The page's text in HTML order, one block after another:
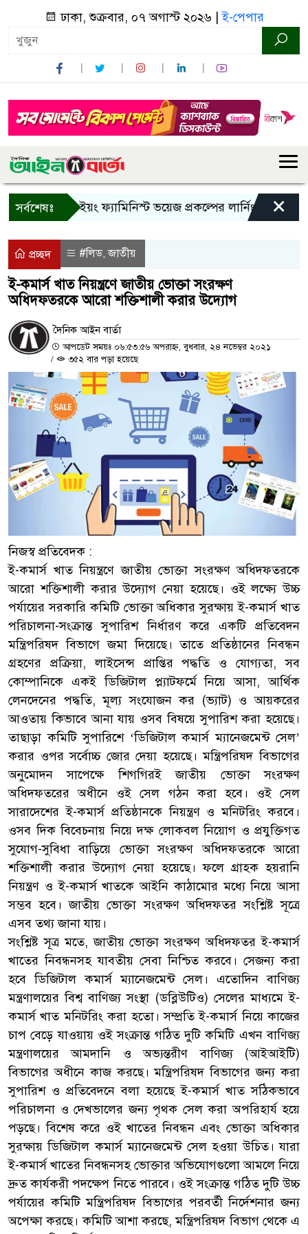
ঢাকা, শুক্রবার, ০৭ অগাস্ট ২০২৬ |ই-পেপার
সর্বশেষঃ
বান্দরবানে ইয়ং ফ্যামিনিস্ট ভয়েজ প্রকল্পের লার্নিং শেয়ারিং
×
প্রচ্ছদ #লিড,জাতীয়
ই-কমার্স খাত নিয়ন্ত্রণে জাতীয় ভোক্তা সংরক্ষণ
অধিদফতরকে আরো শক্তিশালী করার উদ্যোগ
দৈনিক আইন বার্তা
আপডেট সময়ঃ ০৬:৫৩:৫৬ অপরাহ্ন, বুধবার, ২৪ নভেম্বর ২০২১
/
৩৫২ বার পড়া হয়েছে
নিজস্ব প্রতিবেদক :
ই-কমার্স খাত নিয়ন্ত্রণে জাতীয় ভোক্তা সংরক্ষণ অধিদফতরকে
আরো শক্তিশালী করার উদ্যোগ নেয়া হয়েছে। ওই লক্ষ্যে উচ্চ
পর্যায়ের সরকারি কমিটি ভোক্তা অধিকার সুরক্ষায় ই-কমার্স খাত
পরিচালনা-সংক্রান্ত সুপারিশ নির্ধারণ করে একটি প্রতিবেদন
মন্ত্রিপরিষদ বিভাগে জমা দিয়েছে। তাতে প্রতিষ্ঠানের নিবন্ধন
গ্রহণের প্রক্রিয়া, লাইসেন্স প্রাপ্তির পদ্ধতি ও যোগ্যতা, সব
কোম্পানিকে একই ডিজিটাল প্ল্যাটফর্মে নিয়ে আসা, আর্থিক
লেনদেনের পদ্ধতি, মূল্য সংযোজন কর (ভ্যাট) ও আয়করের
আওতায় কিভাবে আনা যায় ওসব বিষয়ে সুপারিশ করা হয়েছে।
তাছাড়া কমিটি সুপারিশে ‘ডিজিটাল কমার্স ম্যানেজমেন্ট সেল’
করার ওপর সর্বোচ্চ জোর দেয়া হয়েছে। মন্ত্রিপরিষদ বিভাগের
অনুমোদন সাপেক্ষে শিগগিরই জাতীয় ভোক্তা সংরক্ষণ
অধিদফতরের অধীনে ওই সেল গঠন করা হবে। ওই সেল
সারাদেশের ই-কমার্স প্রতিষ্ঠানকে নিয়ন্ত্রণ ও মনিটরিং করবে।
ওসব দিক বিবেচনায় নিয়ে দক্ষ লোকবল নিয়োগ ও প্রযুক্তিগত
সুযোগ-সুবিধা বাড়িয়ে ভোক্তা সংরক্ষণ অধিদফতরকে আরো
শক্তিশালী করার উদ্যোগ নেয়া হয়েছে। ফলে গ্রাহক হয়রানি
নিয়ন্ত্রণ ও ই-কমার্স খাতকে আইনি কাঠামোর মধ্যে নিয়ে আসা
সম্ভব হবে। জাতীয় ভোক্তা সংরক্ষণ অধিদফতর সংশ্লিষ্ট সূত্রে
এসব তথ্য জানা যায়।
সংশ্লিষ্ট সূত্র মতে, জাতীয় ভোক্তা সংরক্ষণ অধিদফতর ই-কমার্স
খাতের নিবন্ধনসহ যাবতীয় সেবা নিশ্চিত করবে। সেজন্য করা
হবে ডিজিটাল কমার্স ম্যানেজমেন্ট সেল। এতোদিন বাণিজ্য
মন্ত্রণালয়ের বিশ্ব বাণিজ্য সংস্থা (ডব্লিউটিও) সেলের মাধ্যমে ই-
কমার্স খাত মনিটরিং করা হতো। সম্প্রতি ই-কমার্স নিয়ে কাজের
চাপ বেড়ে যাওয়ায় ওই সংক্রান্ত গঠিত দুটি কমিটি এখন বাণিজ্য
মন্ত্রণালয়ের আমদানি ও অভ্যন্তরীণ বাণিজ্য (আইআইটি)
বিভাগের অধীনে কাজ করছে। মন্ত্রিপরিষদ বিভাগের জন্য করা
সুপারিশ ও প্রতিবেদনে বলা হয়েছে ই-কমার্স খাত সঠিকভাবে
পরিচালনা ও দেখভালের জন্য পৃথক সেল করা অপরিহার্য হয়ে
পড়ছে। বিশেষ করে ওই খাতের নিবন্ধন এবং ভোক্তা অধিকার
সুরক্ষায় ডিজিটাল কমার্স ম্যানেজমেন্ট সেল হওয়া উচিত। যারা
ই-কমার্স খাতের নিবন্ধনসহ ভোক্তার অভিযোগগুলো আমলে নিয়ে
দ্রুত কার্যকরী পদক্ষেপ নিতে পারবে। ওই সংক্রান্ত গঠিত দুটি উচ্চ
পর্যায়ের কমিটি মন্ত্রিপরিষদ বিভাগের পরবর্তী নির্দেশনার জন্য
অপেক্ষা করছে। কমিটি আশা করছে, মন্ত্রিপরিষদ বিভাগ থেকে এ